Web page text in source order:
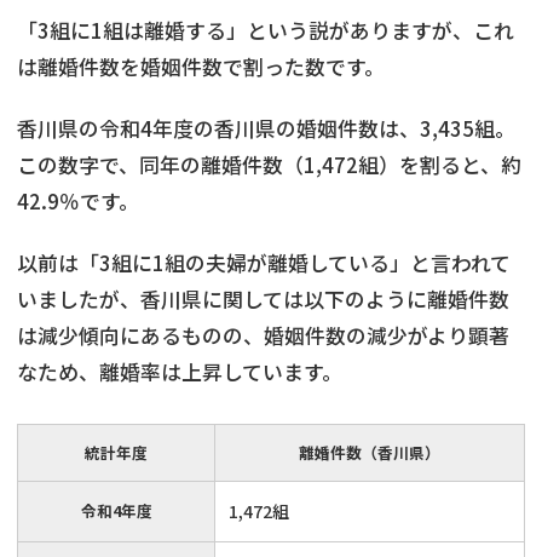
「3組に1組は離婚する」という説がありますが、これ
は離婚件数を婚姻件数で割った数です。
香川県の令和4年度の香川県の婚姻件数は、3,435組。
この数字で、同年の離婚件数（1,472組）を割ると、約
42.9％です。
以前は「3組に1組の夫婦が離婚している」と言われて
いましたが、香川県に関しては以下のように離婚件数
は減少傾向にあるものの、婚姻件数の減少がより顕著
なため、離婚率は上昇しています。
統計年度 離婚件数（香川県）
令和4年度 1,472組